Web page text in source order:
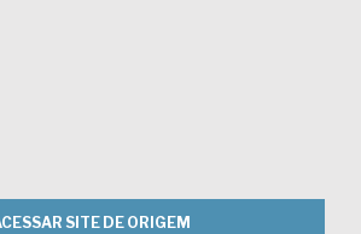
SITE DE ORIGEM